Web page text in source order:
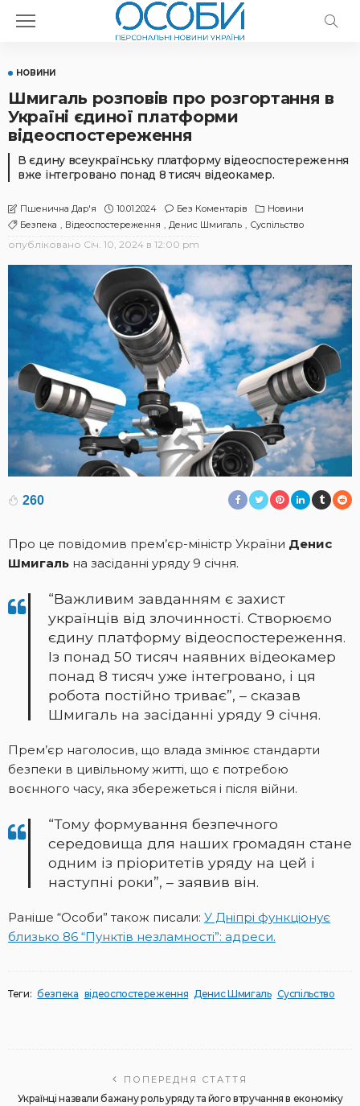
НОВИНИ
Шмигаль розповів про розгортання в
Україні єдиної платформи
відеоспостереження
В єдину всеукраїнську платформу відеоспостереження
вже інтегровано понад 8 тисяч відеокамер.
Пшенична Дар'я 10.01.2024 Без Коментарів
Новини
Безпека
Відеоспостереження Денис Шмигаль Суспільство
опубліковано Січ. 10, 2024 в 12:00 pm
260
Про це повідомив прем’єр-міністр України Денис
Шмигаль на засіданні уряду 9 січня.
“Важливим завданням є захист
українців від злочинності. Створюємо
єдину платформу відеоспостереження.
Із понад 50 тисяч наявних відеокамер
понад 8 тисяч уже інтегровано, і ця
робота постійно триває”, – сказав
Шмигаль на засіданні уряду 9 січня.
Прем’єр наголосив, що влада змінює стандарти
безпеки в цивільному житті, що є потребою
воєнного часу, яка збережеться і після війни.
“Тому формування безпечного
середовища для наших громадян стане
одним із пріоритетів уряду на цей і
наступні роки”, – заявив він.
Раніше “Особи” також писали: У Дніпрі функціонує
близько 86 “Пунктів незламності”: адреси.
Теги: безпека відеоспостереження Денис Шмигаль Суспільство
ПОПЕРЕДНЯ СТАТТЯ
Українці назвали бажану роль уряду та його втручання в економіку